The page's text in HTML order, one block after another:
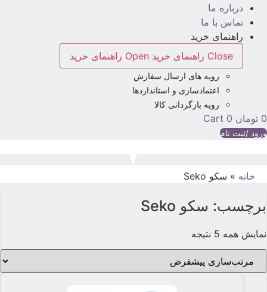
درباره ما
تماس با ما
راهنمای خرید
Close راهنمای خرید
Open راهنمای خرید
رویه های ارسال سفارش
اعتمادسازی و استانداردها
رویه بازگردانی کالا
0 تومان 0
Cart
ورود /ثبت نام
خانه » سکو Seko
برچسب: سکو Seko
نمایش همه 5 نتیجه